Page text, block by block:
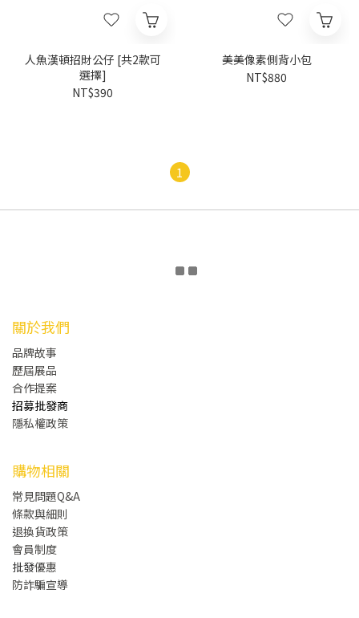
人魚漢頓招財公仔 [共2款可
選擇]
NT$390
美美像素側背小包
NT$880
1
關於我們
品牌故事
歷屆展品
合作提案
招募批發商
隱私權政策
購物相關
常見問題Q&A
條款與細則
退換貨政策
會員制度
批發優惠
防詐騙宣導